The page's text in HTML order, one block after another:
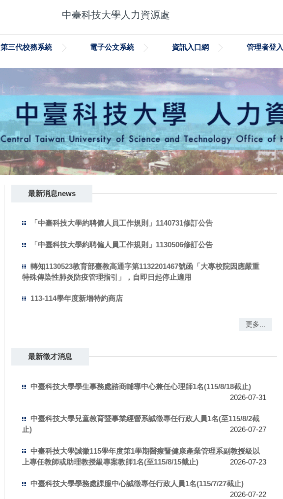
中臺科技大學人力資源處
第三代校務系統 電子公文系統 資訊入口網 管理者登入
最新消息news
「中臺科技大學約聘僱人員工作規則」1140731修訂公告
「中臺科技大學約聘僱人員工作規則」1130506修訂公告
轉知1130523教育部臺教高通字第1132201467號函「大專校院因應嚴重
特殊傳染性肺炎防疫管理指引」，自即日起停止適用
113-114學年度新增特約商店
更多...
最新徵才消息
中臺科技大學學生事務處諮商輔導中心兼任心理師1名(115/8/18截止)
2026-07-31
中臺科技大學兒童教育暨事業經營系誠徵專任行政人員1名(至115/8/2截
止)
2026-07-27
中臺科技大學誠徵115學年度第1學期醫療暨健康產業管理系副教授級以
上專任教師或助理教授級專案教師1名(至115/8/15截止)
2026-07-23
中臺科技大學學務處課服中心誠徵專任行政人員1名(115/7/27截止)
2026-07-22